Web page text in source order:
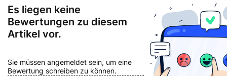
Es liegen keine
Bewertungen zu diesem
Artikel vor.
Sie müssen angemeldet sein, um eine
Bewertung schreiben zu können.